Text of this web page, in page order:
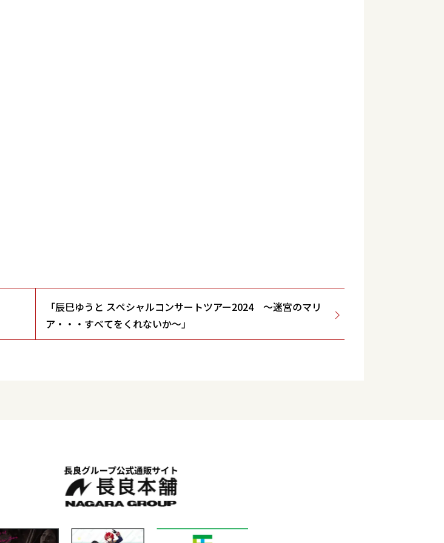
「辰巳ゆうと スペシャルコンサートツアー2024 ～迷宮のマリ
ア・・・すべてをくれないか～」